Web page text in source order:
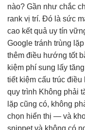
nào? Gần như chắc
rank vị trí. Đó là sức
cao kết quả uy tín
Google tránh trùng lặp
thêm điều hướng tốt
kiệm phí sung lấy
tiết kiệm cấu trúc điều
quy trình Không phải
lặp cũng có, không
chọn hiển thị — và
snippet và không có